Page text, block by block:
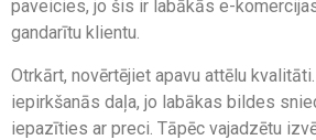
paveicies, jo šis ir labākās e-
gandarītu klientu.
Otrkārt, novērtējiet apavu attēlu
iepirkšanās daļa, jo labākas bildes
iepazīties ar preci. Tāpēc vajadzētu